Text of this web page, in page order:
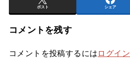
ポスト シェア
コメントを残す
コメントを投稿するには ログイン